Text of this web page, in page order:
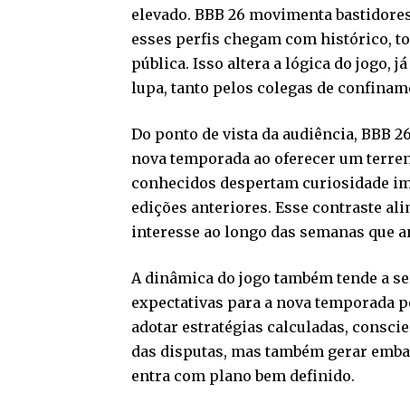
elevado. BBB 26 movimenta
esses perfis chegam com histórico,
pública. Isso altera a lógica do jogo,
lupa, tanto pelos colegas de
Do ponto de vista da audiência, BBB
nova temporada ao oferecer um
conhecidos despertam curiosidade
edições anteriores. Esse contraste
interesse ao longo das semanas que
A dinâmica do jogo também tende a
expectativas para a nova temporada
adotar estratégias calculadas,
das disputas, mas também gerar
entra com plano bem definido.